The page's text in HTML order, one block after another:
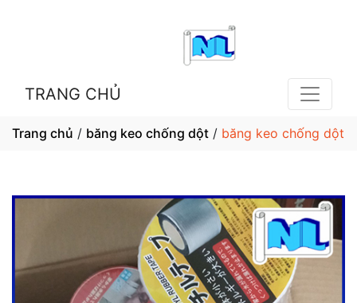
TRANG CHỦ
Trang chủ / băng keo chống dột / băng keo chống dột